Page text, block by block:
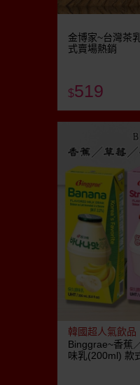
金博家~台灣茶
式賣場熱銷
$519
韓國超人氣飲品
Binggrae~香蕉
味乳(200ml) 款